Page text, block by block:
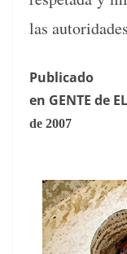
las
Pub­li­ca­do
en GENTE de
de 2007